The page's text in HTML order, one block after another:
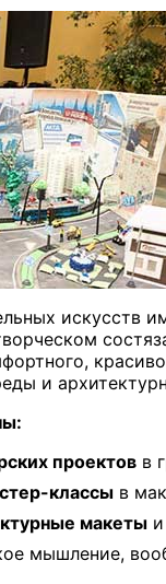
искусств
и
проектов в
классы в
макеты
мышление,